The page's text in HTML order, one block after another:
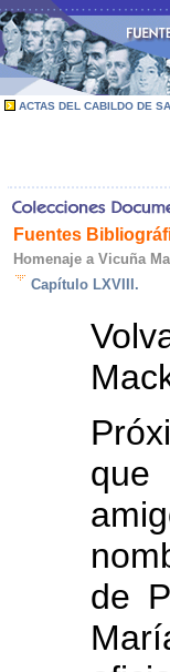
ACTAS DEL CABILDO DE
Fuentes
Homenaje a Vicuña
Capítulo LXVIII.
que
de